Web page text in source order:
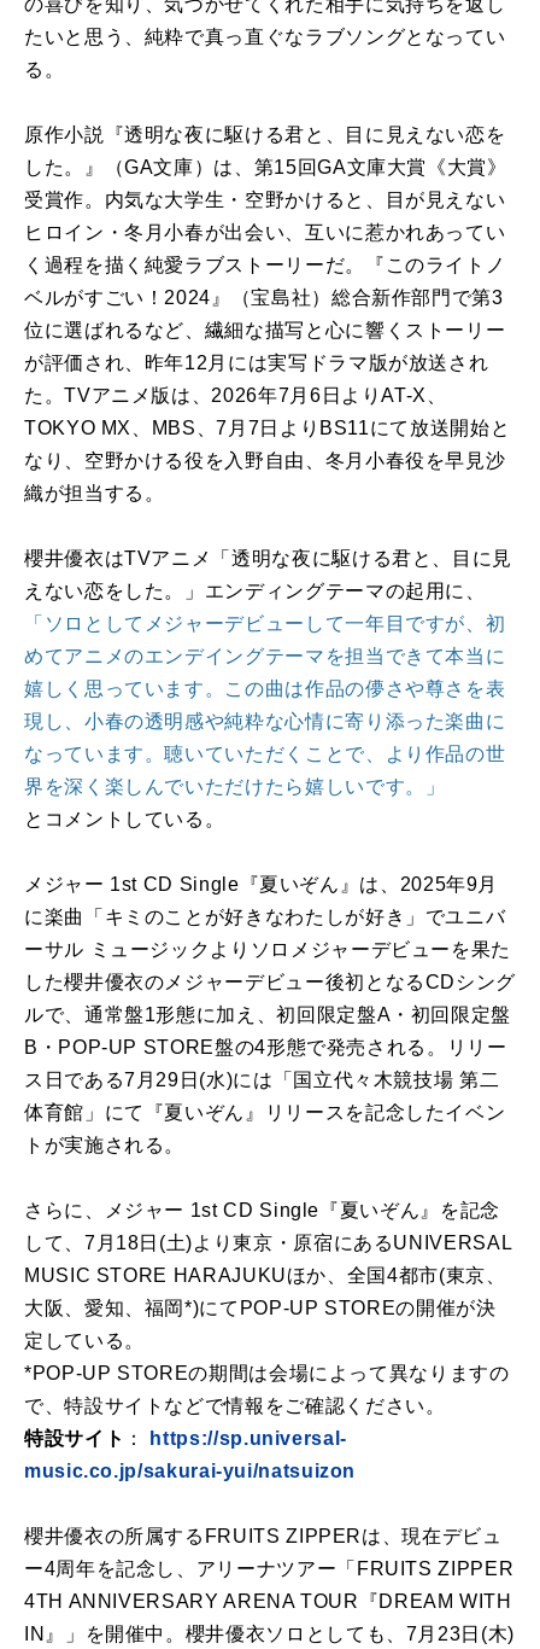
の喜びを知り、気づかせてくれた相手に気持ちを返し
たいと思う、純粋で真っ直ぐなラブソングとなってい
る。
原作小説『透明な夜に駆ける君と、目に見えない恋を
した。』（GA文庫）は、第15回GA文庫大賞《大賞》
受賞作。内気な大学生・空野かけると、目が見えない
ヒロイン・冬月小春が出会い、互いに惹かれあってい
く過程を描く純愛ラブストーリーだ。『このライトノ
ベルがすごい！2024』（宝島社）総合新作部門で第3
位に選ばれるなど、繊細な描写と心に響くストーリー
が評価され、昨年12月には実写ドラマ版が放送され
た。TVアニメ版は、2026年7月6日よりAT-X、
TOKYO MX、MBS、7月7日よりBS11にて放送開始と
なり、空野かける役を入野自由、冬月小春役を早見沙
織が担当する。
櫻井優衣はTVアニメ「透明な夜に駆ける君と、目に見
えない恋をした。」エンディングテーマの起用に、
「ソロとしてメジャーデビューして一年目ですが、初
めてアニメのエンデイングテーマを担当できて本当に
嬉しく思っています。この曲は作品の儚さや尊さを表
現し、小春の透明感や純粋な心情に寄り添った楽曲に
なっています。聴いていただくことで、より作品の世
界を深く楽しんでいただけたら嬉しいです。」
とコメントしている。
メジャー 1st CD Single『夏いぞん』は、2025年9月
に楽曲「キミのことが好きなわたしが好き」でユニバ
ーサル ミュージックよりソロメジャーデビューを果た
した櫻井優衣のメジャーデビュー後初となるCDシング
ルで、通常盤1形態に加え、初回限定盤A・初回限定盤
B・POP-UP STORE盤の4形態で発売される。リリー
ス日である7月29日(水)には「国立代々木競技場 第二
体育館」にて『夏いぞん』リリースを記念したイベン
トが実施される。
さらに、メジャー 1st CD Single『夏いぞん』を記念
して、7月18日(土)より東京・原宿にあるUNIVERSAL
MUSIC STORE HARAJUKUほか、全国4都市(東京、
大阪、愛知、福岡*)にてPOP-UP STOREの開催が決
定している。
*POP-UP STOREの期間は会場によって異なりますの
で、特設サイトなどで情報をご確認ください。
特設サイト ：
https://sp.universal-
music.co.jp/sakurai-yui/natsuizon
櫻井優衣の所属するFRUITS ZIPPERは、現在デビュ
ー4周年を記念し、アリーナツアー「FRUITS ZIPPER
4TH ANNIVERSARY ARENA TOUR『DREAM WITH
IN』」を開催中。櫻井優衣ソロとしても、7月23日(木)